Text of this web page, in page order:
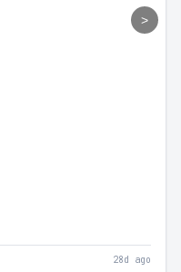
>
28d ago